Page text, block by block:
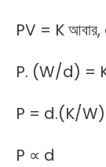
PV = K
P. (W/d) =
P = d.(K/W)
P ∝ d